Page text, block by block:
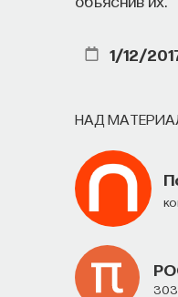
1/12/
НАД
—
сна
Автор курса:
болезней и
медицины
3/10/